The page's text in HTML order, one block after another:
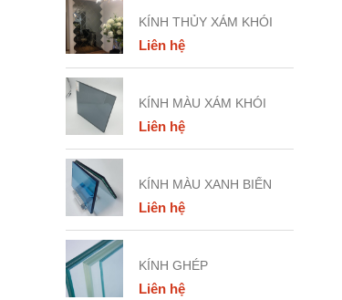
KÍNH THỦY XÁM KHÓI
Liên hệ
KÍNH MÀU XÁM KHÓI
Liên hệ
KÍNH MÀU XANH BIỂN
Liên hệ
KÍNH GHÉP
Liên hệ